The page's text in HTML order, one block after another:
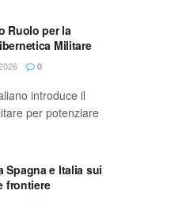
Ruolo per la
Militare
0
introduce il
per potenziare
Spagna e Italia sui
frontiere